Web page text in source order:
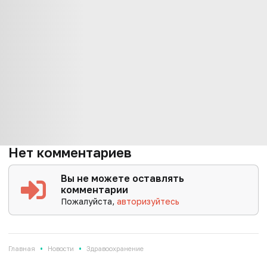
Нет комментариев
Вы не можете оставлять
комментарии
Пожалуйста,авторизуйтесь
Главная • Новости • Здравоохранение